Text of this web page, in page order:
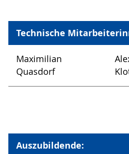
Technische
Maximilian
Quasdorf
Auszubildende: